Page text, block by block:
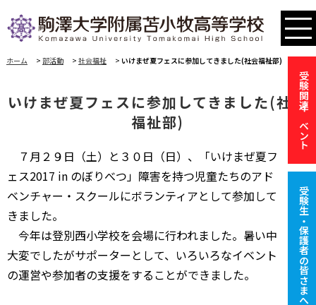
受験関連イベント
受験生・保護者の皆さまへ
ホーム > 部活動 > 社会福祉 > いけまぜ夏フェスに参加してきました(社会福祉部)
いけまぜ夏フェスに参加してきました(社会
福祉部)
７月２９日（土）と３０日（日）、「いけまぜ夏フ
ェス2017 in のぼりべつ」障害を持つ児童たちのアド
ベンチャー・スクールにボランティアとして参加して
きました。
今年は登別西小学校を会場に行われました。暑い中
大変でしたがサポーターとして、いろいろなイベント
の運営や参加者の支援をすることができました。